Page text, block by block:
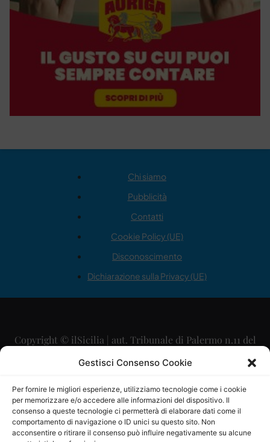
Gestisci Consenso Cookie
Per fornire le migliori esperienze, utilizziamo tecnologie come i cookie
per memorizzare e/o accedere alle informazioni del dispositivo. Il
consenso a queste tecnologie ci permetterà di elaborare dati come il
comportamento di navigazione o ID unici su questo sito. Non
acconsentire o ritirare il consenso può influire negativamente su alcune
Chi siamo
Pubblicità
Contatti
Cookie Policy (UE)
Disconoscimento
Dichiarazione sulla Privacy (UE)
Copyright © ilSicilia | aut. Tribunale di Palermo n.11 del
29/09/2015
Direttore Editoriale: Maurizio Scaglione
Direttore Responsabile: Maria Calabrese